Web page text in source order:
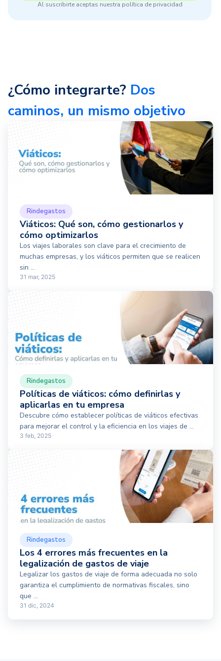
Al suscribirte aceptas nuestra política de privacidad
¿Cómo integrarte? Dos
caminos, un mismo objetivo
Rindegastos
Viáticos: Qué son, cómo gestionarlos y
cómo optimizarlos
Los viajes laborales son clave para el crecimiento de
muchas empresas, y los viáticos permiten que se realicen
sin ...
31 mar, 2025
Rindegastos
Políticas de viáticos: cómo definirlas y
aplicarlas en tu empresa
Descubre cómo establecer políticas de viáticos efectivas
para mejorar el control y la eficiencia en los viajes de ...
3 feb, 2025
Rindegastos
Los 4 errores más frecuentes en la
legalización de gastos de viaje
Legalizar los gastos de viaje de forma adecuada no solo
garantiza el cumplimiento de normativas fiscales, sino
que ...
31 dic, 2024